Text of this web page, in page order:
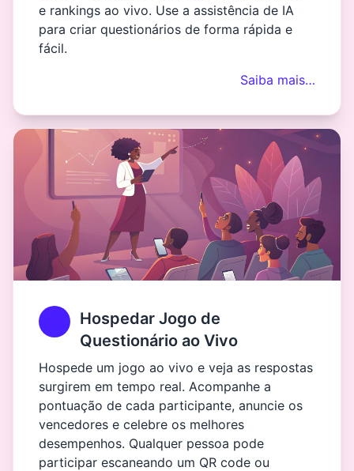
e rankings ao vivo. Use a assistência de IA
para criar questionários de forma rápida e
fácil.
Saiba mais…
Hospedar Jogo de
Questionário ao Vivo
Hospede um jogo ao vivo e veja as respostas
surgirem em tempo real. Acompanhe a
pontuação de cada participante, anuncie os
vencedores e celebre os melhores
desempenhos. Qualquer pessoa pode
participar escaneando um QR code ou